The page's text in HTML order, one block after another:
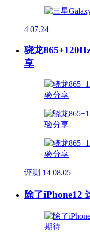
4 07.24
骁龙
享
评测 14 08.05
除了iPhone12